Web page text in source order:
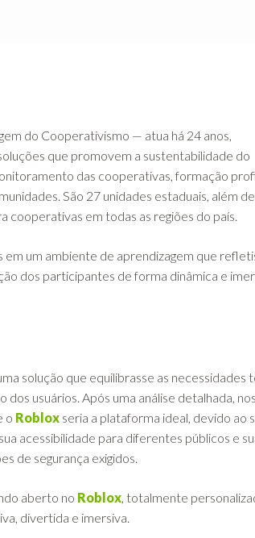
do Cooperativismo — atua há 24 anos,
que promovem a sustentabilidade do
das cooperativas, formação
São 27 unidades estaduais, além
cooperativas em todas as regiões do país.
um ambiente de aprendizagem que
dos participantes de forma dinâmica e
solução que equilibrasse as necessidades
usuários. Após uma análise detalhada,
o Roblox seria a plataforma ideal, devido ao
acessibilidade para diferentes públicos e
de segurança exigidos.
aberto no Roblox, totalmente
divertida e imersiva.